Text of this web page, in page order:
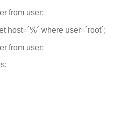
from user;
host=´%´ where user=´root´;
from user;